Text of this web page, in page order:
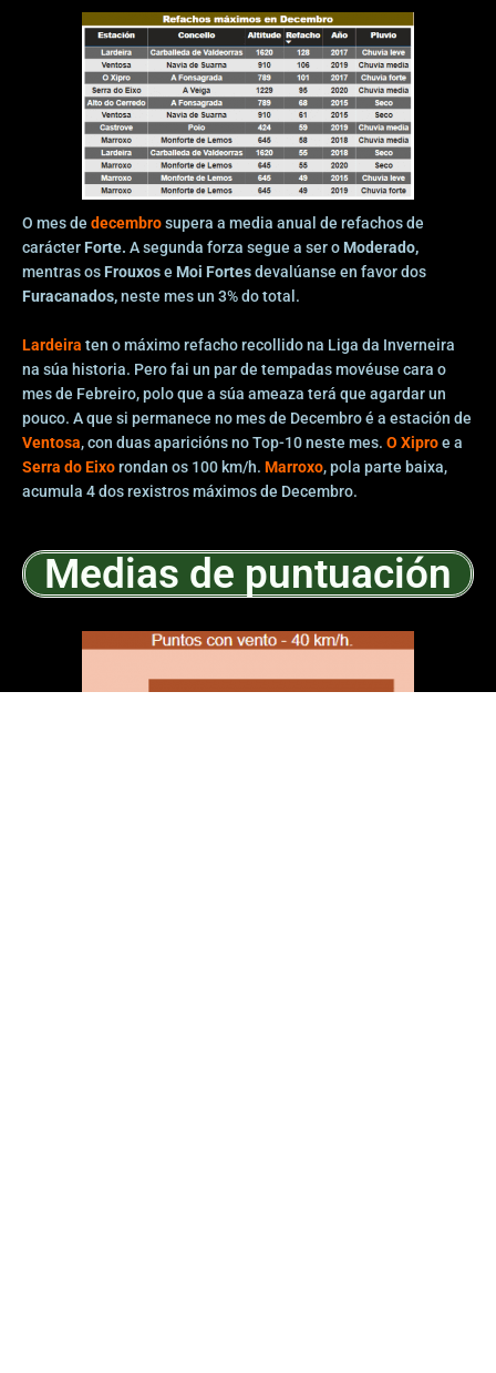
O mes de decembrosupera a media anual de refachos de
carácterForte. A segunda forza segue a ser oModerado,
mentras osFrouxose Moi Fortesdevalúanse en favor dos
Furacanados,neste mes un 3% do total.
Lardeira ten o máximo refacho recollido na Liga da Inverneira
na súa historia. Pero fai un par de tempadas movéuse cara o
mes de Febreiro, polo que a súa ameaza terá que agardar un
pouco. A que si permanece no mes de Decembro é a estación de
Ventosa, con duas aparicións no Top-10 neste mes. O Xiproe a
Serra do Eixorondan os 100 km/h. Marroxo, pola parte baixa,
acumula 4 dos rexistros máximos de Decembro.
Medias de puntuación